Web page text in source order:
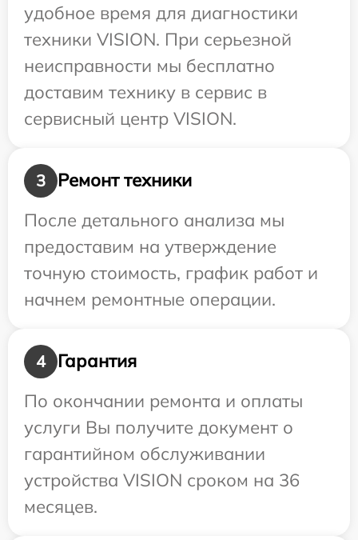
удобное время для диагностики
техники VISION. При серьезной
неисправности мы бесплатно
доставим технику в сервис в
сервисный центр VISION.
3
Ремонт техники
После детального анализа мы
предоставим на утверждение
точную стоимость, график работ и
начнем ремонтные операции.
4
Гарантия
По окончании ремонта и оплаты
услуги Вы получите документ о
гарантийном обслуживании
устройства VISION сроком на 36
месяцев.